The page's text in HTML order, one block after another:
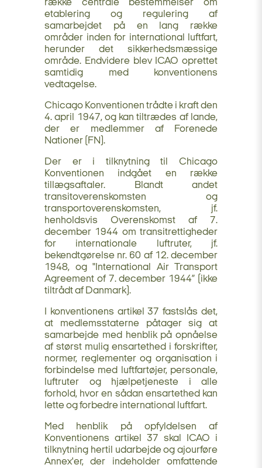
række centrale bestemmelser om
etablering og regulering af
samarbejdet på en lang række
områder inden for international luftfart,
herunder det sikkerhedsmæssige
område. Endvidere blev ICAO oprettet
samtidig med konventionens
vedtagelse.
Chicago Konventionen trådte i kraft den
4. april 1947, og kan tiltrædes af lande,
der er medlemmer af Forenede
Nationer (FN).
Der er i tilknytning til Chicago
Konventionen indgået en række
tillægsaftaler. Blandt andet
transitoverenskomsten og
transportoverenskomsten, jf.
henholdsvis Overenskomst af 7.
december 1944 om transitrettigheder
for internationale luftruter, jf.
bekendtgørelse nr. 60 af 12. december
1948, og "International Air Transport
Agreement of 7. december 1944” (ikke
tiltrådt af Danmark).
I konventionens artikel 37 fastslås det,
at medlemsstaterne påtager sig at
samarbejde med henblik på opnåelse
af størst mulig ensartethed i forskrifter,
normer, reglementer og organisation i
forbindelse med luftfartøjer, personale,
luftruter og hjælpetjeneste i alle
forhold, hvor en sådan ensartethed kan
lette og forbedre international luftfart.
Med henblik på opfyldelsen af
Konventionens artikel 37 skal ICAO i
tilknytning hertil udarbejde og ajourføre
Annex'er, der indeholder omfattende